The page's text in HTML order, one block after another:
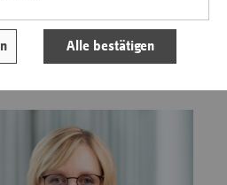
Alle bestätigen